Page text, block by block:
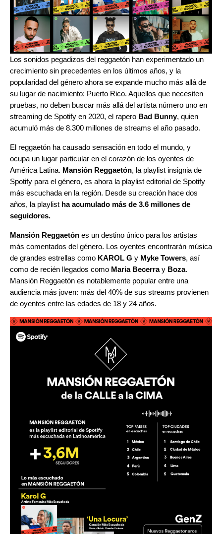
Los sonidos pegadizos del reggaetón han experimentado un
crecimiento sin precedentes en los últimos años, y la
popularidad del género ahora se expande mucho más allá de
su lugar de nacimiento: Puerto Rico. Aquellos que necesiten
pruebas, no deben buscar más allá del artista número uno en
streaming de Spotify en 2020, el rapero Bad Bunny, quien
acumuló más de 8.300 millones de streams el año pasado.
El reggaetón ha causado sensación en todo el mundo, y
ocupa un lugar particular en el corazón de los oyentes de
América Latina. Mansión Reggaetón, la playlist insignia de
Spotify para el género, es ahora la playlist editorial de Spotify
más escuchada en la región. Desde su creación hace dos
años, la playlist ha acumulado más de 3.6 millones de
seguidores.
Mansión Reggaetón es un destino único para los artistas
más comentados del género. Los oyentes encontrarán música
de grandes estrellas como KAROL G y Myke Towers, así
como de recién llegados como Maria Becerra y Boza.
Mansión Reggaetón es notablemente popular entre una
audiencia más joven: más del 40% de sus streams provienen
de oyentes entre las edades de 18 y 24 años.